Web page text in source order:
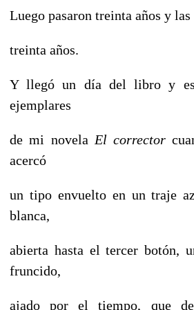
Luego pasaron treinta años y las
treinta años.
Y llegó un día del libro y
ejemplares
de mi novela El corrector
acercó
un tipo envuelto en un traje
blanca,
abierta hasta el tercer botón,
fruncido,
ajado por el tiempo, que